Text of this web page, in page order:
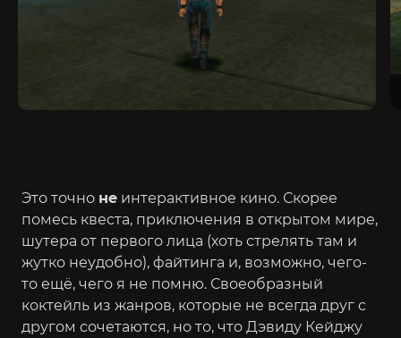
Это точно не интерактивное кино. Скорее
помесь квеста, приключения в открытом мире,
шутера от первого лица (хоть стрелять там и
жутко неудобно), файтинга и, возможно, чего-
то ещё, чего я не помню. Своеобразный
коктейль из жанров, которые не всегда друг с
другом сочетаются, но то, что Дэвиду Кейджу